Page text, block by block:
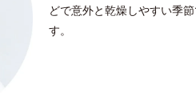
どで意外と乾燥しやすい季
す。